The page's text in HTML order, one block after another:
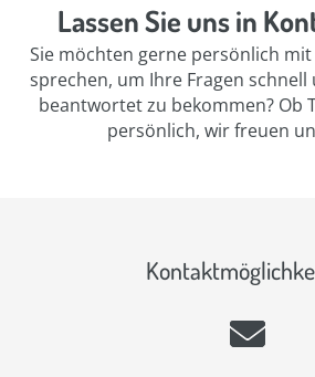
Lassen Sie uns in
Sie möchten gerne persönlich
sprechen, um Ihre Fragen
beantwortet zu bekommen? Ob
persönlich, wir freuen